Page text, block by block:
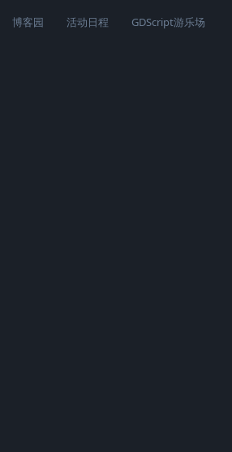
博客园 活动日程 GDScript游乐场